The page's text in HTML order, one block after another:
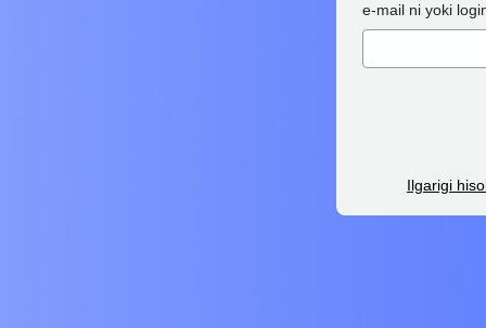
e-mail ni yoki
Ilgarigi